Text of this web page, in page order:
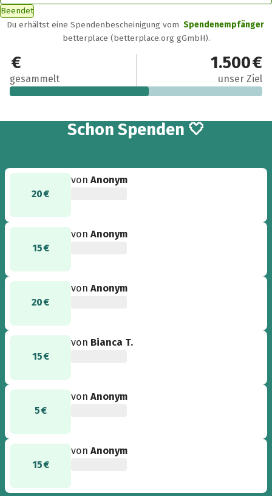
Beendet
Du erhältst eine Spendenbescheinigung vom Spendenempfänger
betterplace (betterplace.org gGmbH).
821 €
gesammelt
1.500 €
unser Ziel
Schon 30
Spenden 🤍
20 €
vonAnonym
15 €
vonAnonym
20 €
vonAnonym
15 €
von Bianca T.
5 €
vonAnonym
15 €
vonAnonym